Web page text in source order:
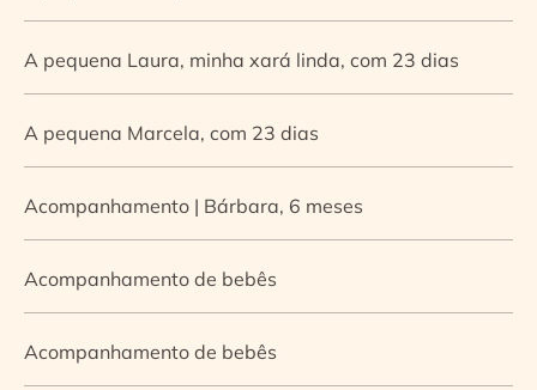
A pequena Laura, minha xará linda, com 23 dias
A pequena Marcela, com 23 dias
Acompanhamento | Bárbara, 6 meses
Acompanhamento de bebês
Acompanhamento de bebês